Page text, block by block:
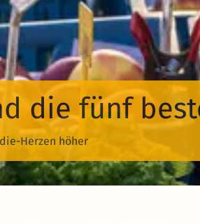
die fünf
Herzen höher